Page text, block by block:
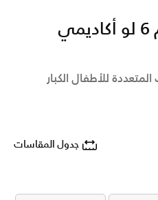
نايكي جونيور فانتوم 6 لو أكاديمي
للأطفال الكبار
جدول المقاسات